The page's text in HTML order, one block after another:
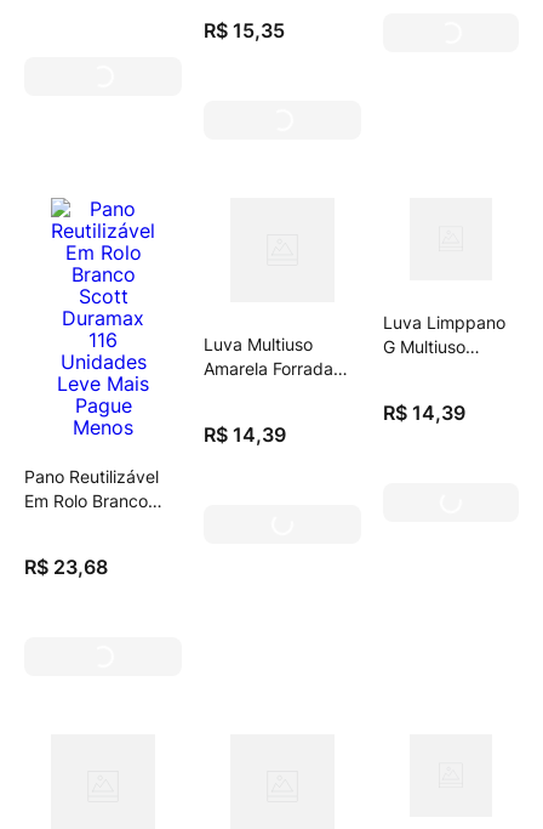
R$ 15,35
Pano Reutilizável
Em Rolo Branco
Mais Pague Menos
R$ 23,68
Luva Multiuso
Amarela Forrada
R$ 14,39
Luva Limppano
G Multiuso
R$ 14,39